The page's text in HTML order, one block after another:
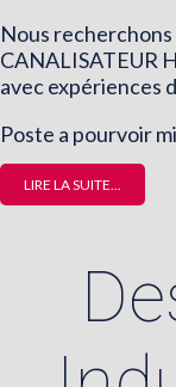
Nous
CANALISATEUR
avec expériences
Poste a pourvoir
LIRE LA SUITE...